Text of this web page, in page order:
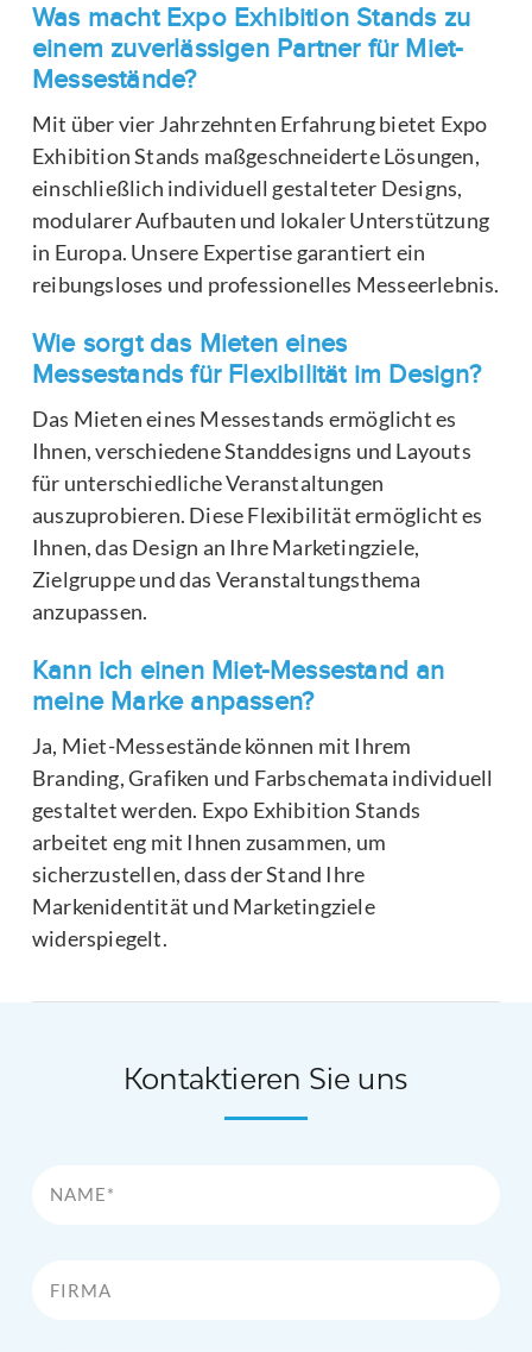
Was macht Expo Exhibition Stands zu
einem zuverlässigen Partner für Miet-
Messestände?
Mit über vier Jahrzehnten Erfahrung bietet Expo
Exhibition Stands maßgeschneiderte Lösungen,
einschließlich individuell gestalteter Designs,
modularer Aufbauten und lokaler Unterstützung
in Europa. Unsere Expertise garantiert ein
reibungsloses und professionelles Messeerlebnis.
Wie sorgt das Mieten eines
Messestands für Flexibilität im Design?
Das Mieten eines Messestands ermöglicht es
Ihnen, verschiedene Standdesigns und Layouts
für unterschiedliche Veranstaltungen
auszuprobieren. Diese Flexibilität ermöglicht es
Ihnen, das Design an Ihre Marketingziele,
Zielgruppe und das Veranstaltungsthema
anzupassen.
Kann ich einen Miet-Messestand an
meine Marke anpassen?
Ja, Miet-Messestände können mit Ihrem
Branding, Grafiken und Farbschemata individuell
gestaltet werden. Expo Exhibition Stands
arbeitet eng mit Ihnen zusammen, um
sicherzustellen, dass der Stand Ihre
Markenidentität und Marketingziele
widerspiegelt.
Kontaktieren Sie uns